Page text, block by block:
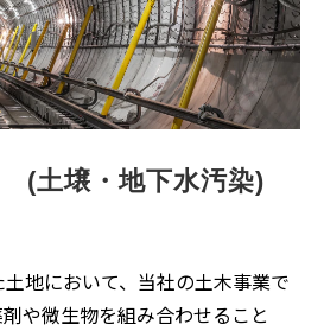
(土壌・地下水汚染)
地において、当社の土木事業で
や微生物を組み合わせること